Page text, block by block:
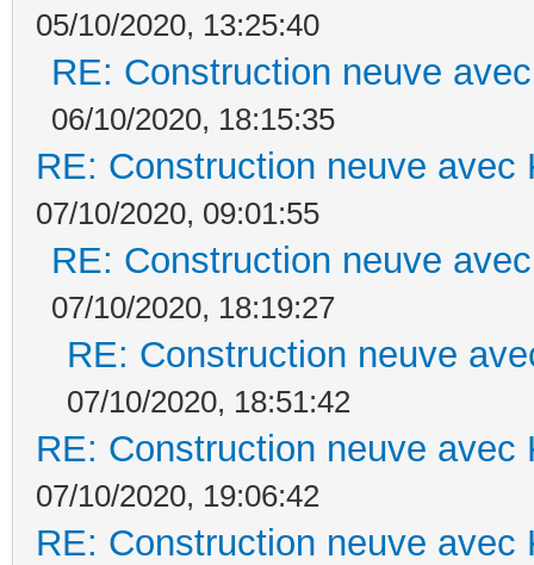
05/10/2020, 13:25:40
RE: Construction neuve
06/10/2020, 18:15:35
RE: Construction neuve avec
07/10/2020, 09:01:55
RE: Construction neuve
07/10/2020, 18:19:27
RE: Construction neuve
07/10/2020, 18:51:42
RE: Construction neuve avec
07/10/2020, 19:06:42
RE: Construction neuve avec